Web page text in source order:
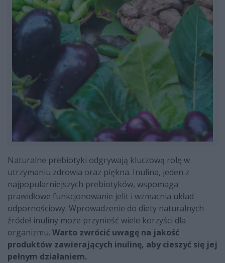
Naturalne prebiotyki odgrywają kluczową rolę w
utrzymaniu zdrowia oraz piękna. Inulina, jeden z
najpopularniejszych prebiotyków, wspomaga
prawidłowe funkcjonowanie jelit i wzmacnia układ
odpornościowy. Wprowadzenie do diety naturalnych
źródeł inuliny może przynieść wiele korzyści dla
organizmu. Warto zwrócić uwagę na jakość
produktów zawierających inulinę, aby cieszyć się jej
pełnym działaniem.